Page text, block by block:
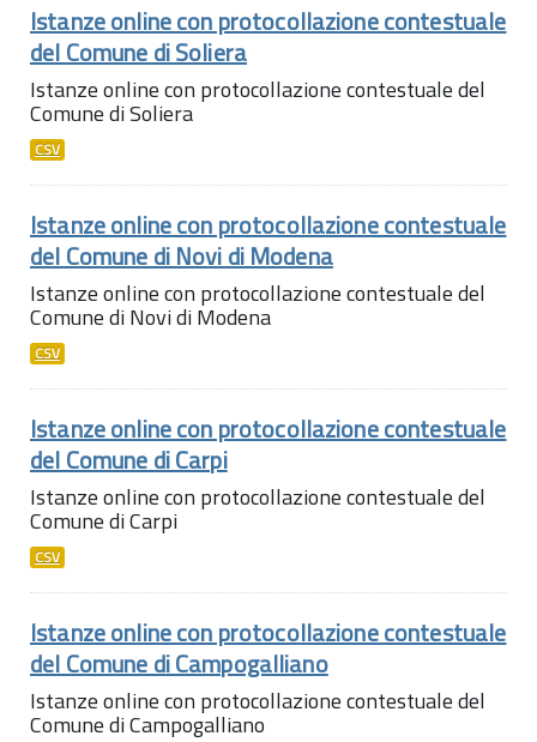
Istanze online con protocollazione contestuale
del Comune di Soliera
Istanze online con protocollazione contestuale del
Comune di Soliera
CSV
Istanze online con protocollazione contestuale
del Comune di Novi di Modena
Istanze online con protocollazione contestuale del
Comune di Novi di Modena
CSV
Istanze online con protocollazione contestuale
del Comune di Carpi
Istanze online con protocollazione contestuale del
Comune di Carpi
CSV
Istanze online con protocollazione contestuale
del Comune di Campogalliano
Istanze online con protocollazione contestuale del
Comune di Campogalliano